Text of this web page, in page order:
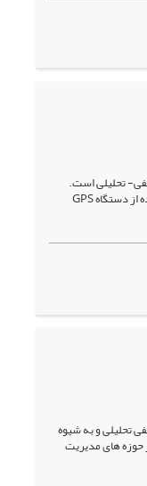
تحلیلی است.
نمونه آماری این تحقیق شامل کلیه مکان‌های ورزشی استان گیلان می­باشد. داده‌های توصیفی با استفاده از مدارک و اسناد موجود در ادارات و داده‌های مکانی با استفاده از دستگاه GPS
حاضر از نوع توصیفی تحلیلی و به شیوه
در حوزه های مدیریت